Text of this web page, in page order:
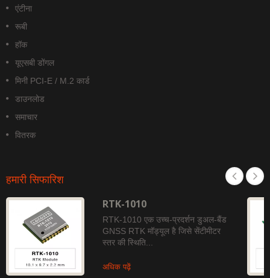
एंटीना
रूबी
हॉक
यूएसबी डोंगल
मिनी PCI-E / M.2 कार्ड
डाउनलोड
समाचार
वितरक
हमारी सिफारिश
RTK-1010
RTK-1010 एक उच्च-प्रदर्शन डुअल-बैंड
GNSS RTK मॉड्यूल है जिसे सेंटीमीटर
स्तर की स्थिति...
अधिक पढ़ें